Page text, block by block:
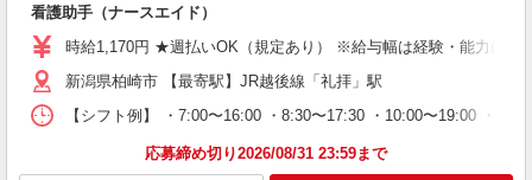
看護助手（ナースエイド）
時給1,170円 ★週払いOK（規定あり） ※給与幅は経験・能力によ
新潟県柏崎市 【最寄駅】JR越後線「礼拝」駅
【シフト例】 ・7:00〜16:00 ・8:30〜17:30 ・10:00〜19:00 ・
応募締め切り2026/08/31 23:59まで